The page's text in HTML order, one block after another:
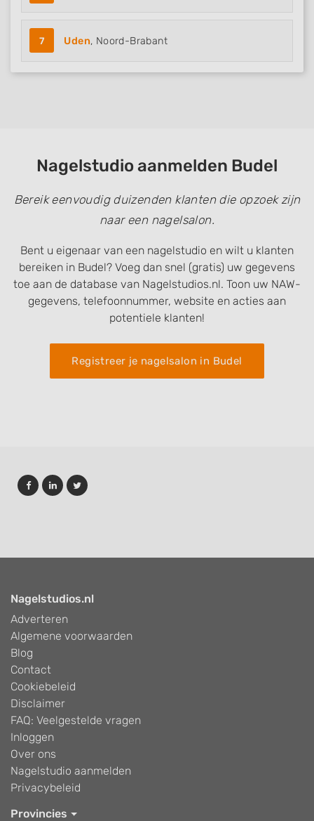
7 Uden, Noord-Brabant
Nagelstudio aanmelden Budel
Bereik eenvoudig duizenden klanten die opzoek zijn
naar een nagelsalon.
Bent u eigenaar van een nagelstudio en wilt u klanten
bereiken in Budel? Voeg dan snel (gratis) uw gegevens
toe aan de database van Nagelstudios.nl. Toon uw NAW-
gegevens, telefoonnummer, website en acties aan
potentiele klanten!
Registreer je nagelsalon in Budel
Nagelstudios.nl
Adverteren
Algemene voorwaarden
Blog
Contact
Cookiebeleid
Disclaimer
FAQ: Veelgestelde vragen
Inloggen
Over ons
Nagelstudio aanmelden
Privacybeleid
Provincies